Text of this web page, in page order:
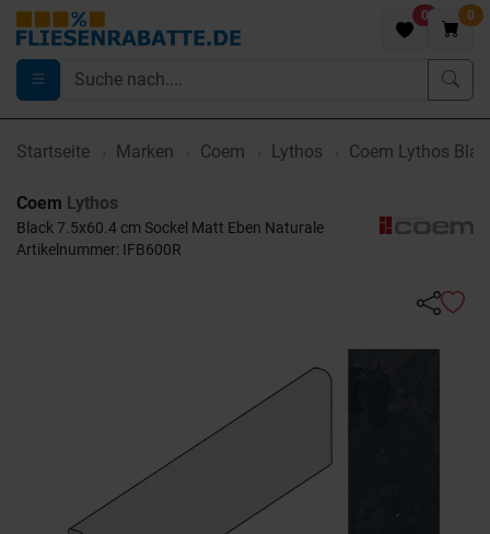
0 0
Startseite Marken Coem Lythos Coem Lythos
Coem Lythos
Black 7.5x60.4 cm Sockel Matt Eben Naturale
Artikelnummer: IFB600R